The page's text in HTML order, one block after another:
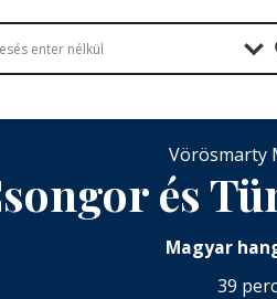
Vörösmarty
és
Magyar
39 perc